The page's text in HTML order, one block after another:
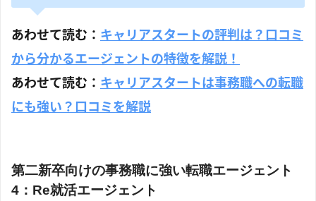
あわせて読む： キャリアスタートの評判は？口コミ
から分かるエージェントの特徴を解説！
あわせて読む： キャリアスタートは事務職への転職
にも強い？口コミを解説
第二新卒向けの事務職に強い転職エージェント
4：Re就活エージェント